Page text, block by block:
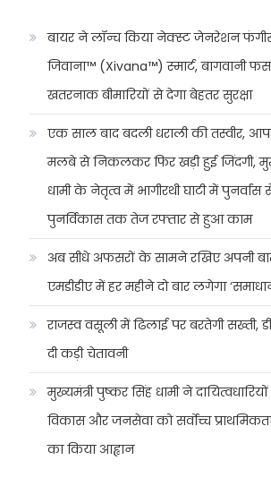
बायर ने लॉन्च किया नेक्स्ट जेनरेशन
जिवाना™️ (Xivana™️) स्मार्ट, बागवानी
खतरनाक बीमारियों से देगा बेहतर सुरक्षा
एक साल बाद बदली धराली की तस्वीर,
मलबे से निकलकर फिर खड़ी हुई जिंदगी,
धामी के नेतृत्व में भागीरथी घाटी में पुनर्वास
पुनर्विकास तक तेज रफ्तार से हुआ काम
अब सीधे अफसरों के सामने रखिए अपनी
एमडीडीए में हर महीने दो बार लगेगा
राजस्व वसूली में ढिलाई पर बरतेगी सख्ती,
दी कड़ी चेतावनी
मुख्यमंत्री पुष्कर सिंह धामी ने
विकास और जनसेवा को सर्वोच्च
का किया आह्वान